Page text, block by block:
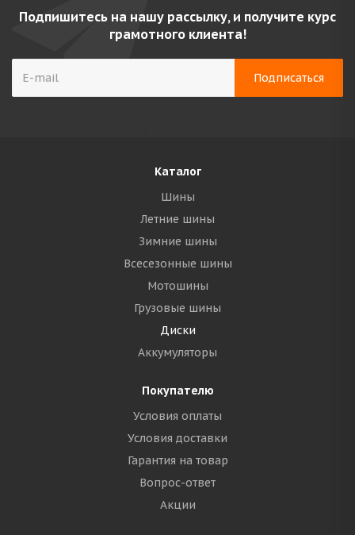
Подпишитесь на нашу рассылку, и получите курс
грамотного клиента!
Каталог
Шины
Летние шины
Зимние шины
Всесезонные шины
Мотошины
Грузовые шины
Диски
Аккумуляторы
Покупателю
Условия оплаты
Условия доставки
Гарантия на товар
Вопрос-ответ
Акции